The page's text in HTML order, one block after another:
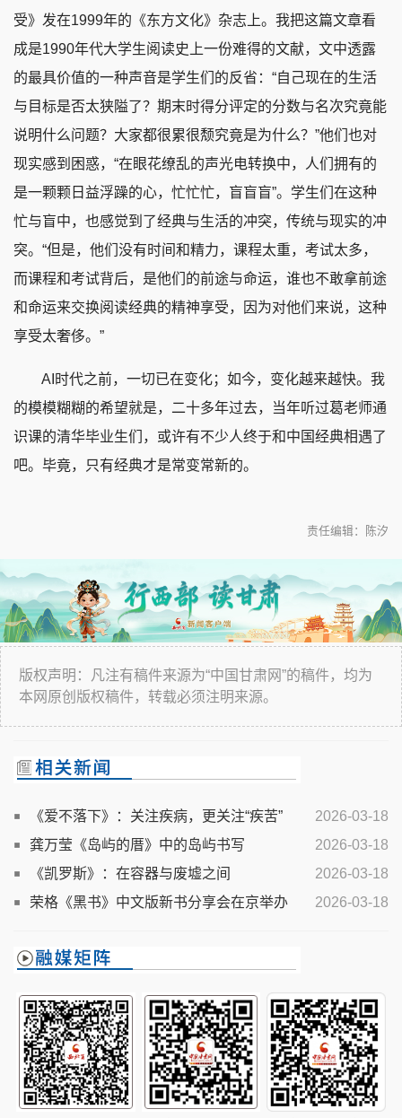
受》发在1999年的《东方文化》杂志上。我把这篇文章看
成是1990年代大学生阅读史上一份难得的文献，文中透露
的最具价值的一种声音是学生们的反省：“自己现在的生活
与目标是否太狭隘了？期末时得分评定的分数与名次究竟能
说明什么问题？大家都很累很颓究竟是为什么？”他们也对
现实感到困惑，“在眼花缭乱的声光电转换中，人们拥有的
是一颗颗日益浮躁的心，忙忙忙，盲盲盲”。学生们在这种
忙与盲中，也感觉到了经典与生活的冲突，传统与现实的冲
突。“但是，他们没有时间和精力，课程太重，考试太多，
而课程和考试背后，是他们的前途与命运，谁也不敢拿前途
和命运来交换阅读经典的精神享受，因为对他们来说，这种
享受太奢侈。”
AI时代之前，一切已在变化；如今，变化越来越快。我
的模模糊糊的希望就是，二十多年过去，当年听过葛老师通
识课的清华毕业生们，或许有不少人终于和中国经典相遇了
吧。毕竟，只有经典才是常变常新的。
责任编辑：陈汐
版权声明：凡注有稿件来源为“中国甘肃网”的稿件，均为
本网原创版权稿件，转载必须注明来源。
2026-03-18
《爱不落下》：关注疾病，更关注“疾苦”
2026-03-18
龚万莹《岛屿的厝》中的岛屿书写
2026-03-18
《凯罗斯》：在容器与废墟之间
2026-03-18
荣格《黑书》中文版新书分享会在京举办